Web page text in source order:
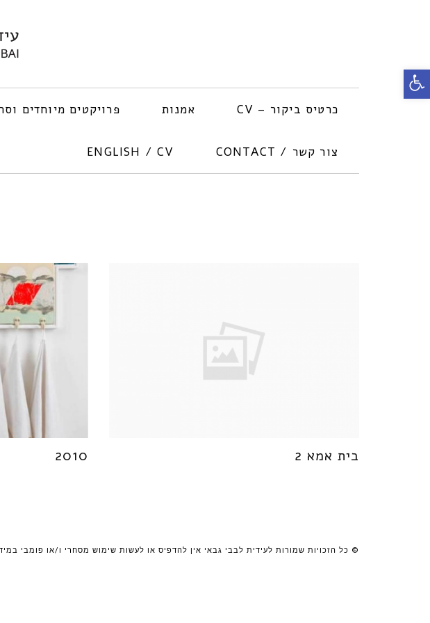
פתח
סרגל כרטיס ביקור – CV אמנות פרויקטים מיוחדים
צור קשר / CONTACT ENGLISH / CV
בית אמא 2 2010
© כל הזכויות שמורות לעידית לבבי גבאי אין להדפיס או לעשות שימוש מסחרי ו/או פומבי